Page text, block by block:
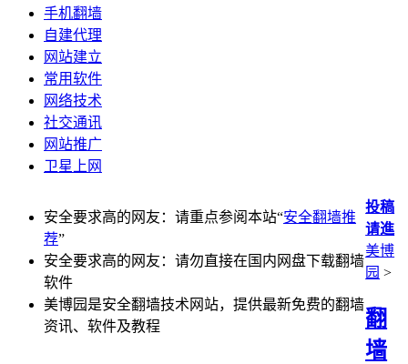
手机翻墙
自建代理
网站建立
常用软件
网络技术
社交通讯
网站推广
卫星上网
安全要求高的网友：请重点参阅本站“安全翻墙推
荐”
安全要求高的网友：请勿直接在国内网盘下载翻墙
软件
美博园是安全翻墙技术网站，提供最新免费的翻墙
资讯、软件及教程
投稿
请進
美博
园 >
翻
墙